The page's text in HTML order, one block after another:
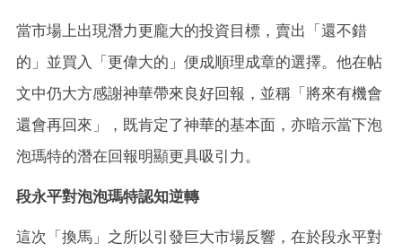
當市場上出現潛力更龐大的投資目標，賣出「還不錯
的」並買入「更偉大的」便成順理成章的選擇。他在帖
文中仍大方感謝神華帶來良好回報，並稱「將來有機會
還會再回來」，既肯定了神華的基本面，亦暗示當下泡
泡瑪特的潛在回報明顯更具吸引力。
段永平對泡泡瑪特認知逆轉
這次「換馬」之所以引發巨大市場反響，在於段永平對